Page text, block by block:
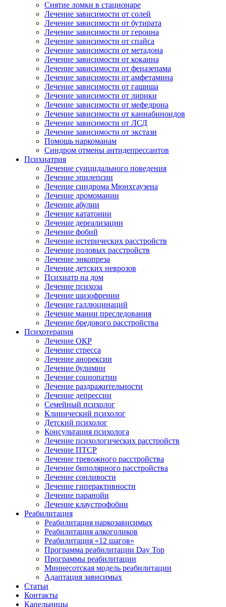
Снятие ломки в стационаре
Лечение зависимости от солей
Лечение зависимости от бутирата
Лечение зависимости от героина
Лечение зависимости от спайса
Лечение зависимости от метадона
Лечение зависимости от кокаина
Лечение зависимости от феназепама
Лечение зависимости от амфетамина
Лечение зависимости от гашиша
Лечение зависимости от лирики
Лечение зависимости от мефедрона
Лечение зависимости от каннабиноидов
Лечение зависимости от ЛСД
Лечение зависимости от экстази
Помощь наркоманам
Синдром отмены антидепрессантов
Психиатрия
Лечение суицидального поведения
Лечение эпилепсии
Лечение синдрома Мюнхгаузена
Лечение дромомании
Лечение абулии
Лечение кататонии
Лечение дереализации
Лечение фобий
Лечение истерических расстройств
Лечение половых расстройств
Лечение энкопреза
Лечение детских неврозов
Психиатр на дом
Лечение психоза
Лечение шизофрении
Лечение галлюцинаций
Лечение мании преследования
Лечение бредового расстройства
Психотерапия
Лечение ОКР
Лечение стресса
Лечение анорексии
Лечение булимии
Лечение социопатии
Лечение раздражительности
Лечение депрессии
Семейный психолог
Клинический психолог
Детский психолог
Консультация психолога
Лечение психологических расстройств
Лечение ПТСР
Лечение тревожного расстройства
Лечение биполярного расстройства
Лечение сонливости
Лечение гиперактивности
Лечение паранойи
Лечение клаустрофобии
Реабилитация
Реабилитация наркозависимых
Реабилитация алкоголиков
Реабилитация «12 шагов»
Программа реабилитации Day Top
Программы реабилитации
Миннесотская модель реабилитации
Адаптация зависимых
Статьи
Контакты
Капельницы